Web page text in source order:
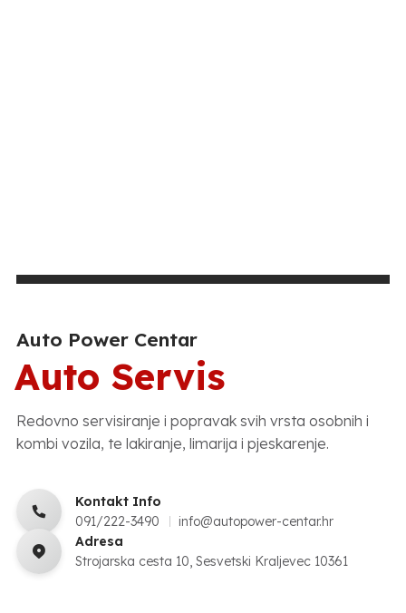
Auto Power Centar
Auto Servis
Redovno servisiranje i popravak svih vrsta osobnih i
kombi vozila, te lakiranje, limarija i pjeskarenje.
Kontakt Info
091/222-3490
info@autopower-centar.hr
Adresa
Strojarska cesta 10, Sesvetski Kraljevec 10361